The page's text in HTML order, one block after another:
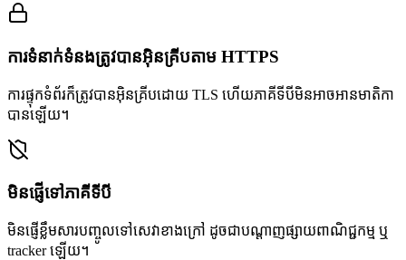
ការទំនាក់ទំនងត្រូវបានអ៊ិនគ្រីបតាម HTTPS
ការផ្ទុកទំព័រក៏ត្រូវបានអ៊ិនគ្រីបដោយ TLS ហើយភាគីទីបីមិនអាចអានមាតិកា
បានឡើយ។
មិនផ្ញើទៅភាគីទីបី
មិនផ្ញើខ្លឹមសារបញ្ចូលទៅសេវាខាងក្រៅ ដូចជាបណ្តាញផ្សាយពាណិជ្ជកម្ម ឬ
tracker ឡើយ។